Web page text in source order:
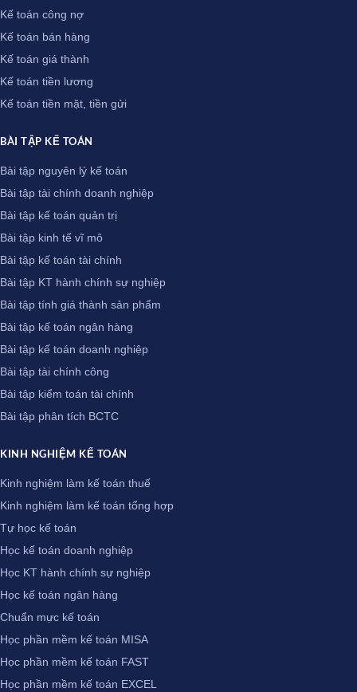
Kế toán công nợ
Kế toán bán hàng
Kế toán giá thành
Kế toán tiền lương
Kế toán tiền mặt, tiền gửi
BÀI TẬP KẾ TOÁN
Bài tập nguyên lý kế toán
Bài tập tài chính doanh nghiệp
Bài tập kế toán quản trị
Bài tập kinh tế vĩ mô
Bài tập kế toán tài chính
Bài tập KT hành chính sự nghiệp
Bài tập tính giá thành sản phẩm
Bài tập kế toán ngân hàng
Bài tập kế toán doanh nghiệp
Bài tập tài chính công
Bài tập kiểm toán tài chính
Bài tập phân tích BCTC
KINH NGHIỆM KẾ TOÁN
Kinh nghiệm làm kế toán thuế
Kinh nghiệm làm kế toán tổng hợp
Tự học kế toán
Học kế toán doanh nghiệp
Học KT hành chính sự nghiệp
Học kế toán ngân hàng
Chuẩn mực kế toán
Học phần mềm kế toán MISA
Học phần mềm kế toán FAST
Học phần mềm kế toán EXCEL